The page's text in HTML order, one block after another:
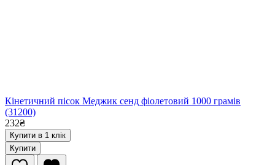
Кінетичний пісок Меджик сенд фіолетовий 1000 грамів
(31200)
232₴
Купити в 1 клік
Купити